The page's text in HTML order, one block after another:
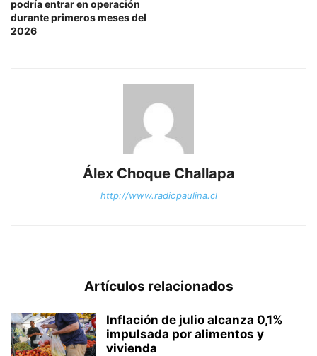
podría entrar en operación
durante primeros meses del
2026
Álex Choque Challapa
http://www.radiopaulina.cl
Artículos relacionados
Inflación de julio alcanza 0,1%
impulsada por alimentos y
vivienda